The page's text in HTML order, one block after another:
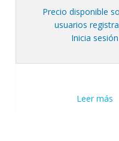
Precio disponible
usuarios
Inicia sesión
Leer más